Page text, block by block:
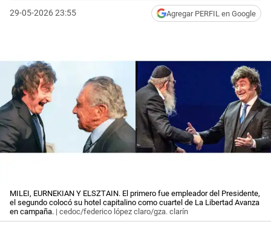
29-05-2026 23:55 Agregar PERFIL en Google
MILEI, EURNEKIAN Y ELSZTAIN. El primero fue empleador del Presidente,
el segundo colocó su hotel capitalino como cuartel de La Libertad Avanza
en campaña. | cedoc/federico lópez claro/gza. clarín